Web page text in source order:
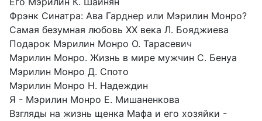
Фрэнк Синатра: Ава Гарднер или Мэрилин Монро?
Самая безумная любовь XX века Л. Бояджиева
Подарок Мэрилин Монро О. Тарасевич
Мэрилин Монро. Жизнь в мире мужчин С. Бенуа
Мэрилин Монро Д. Спото
Мэрилин Монро Н. Надеждин
Я - Мэрилин Монро Е. Мишаненкова
Взгляды на жизнь щенка Мафа и его хозяйки -